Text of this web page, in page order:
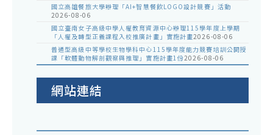
國立高雄餐旅大學辦理「AI+智慧餐飲LOGO設計競賽」活動
2026-08-06
國立臺南女子高級中學人權教育資源中心辦理115學年度上學期
「人權及轉型正義課程入校推廣計畫」實施計畫2026-08-06
普通型高級中等學校生物學科中心115學年度能力競賽培訓公開授
課「軟體動物解剖觀察與推理」實施計畫1份2026-08-06
網站連結